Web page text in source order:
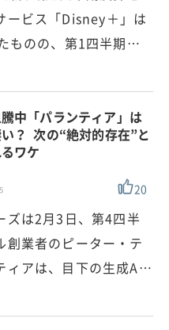
ービス「Disney＋」は
ものの、第1四半期…
中「パランティア」は
？ 次の“絶対的存在”と
ワケ
20
ズは2月3日、第4四半
創業者のピーター・テ
ィアは、目下の生成A…